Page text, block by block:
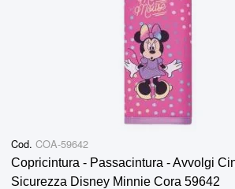
Cod. COA-59642
Copricintura - Passacintura - Avvolgi
Sicurezza Disney Minnie Cora 59642